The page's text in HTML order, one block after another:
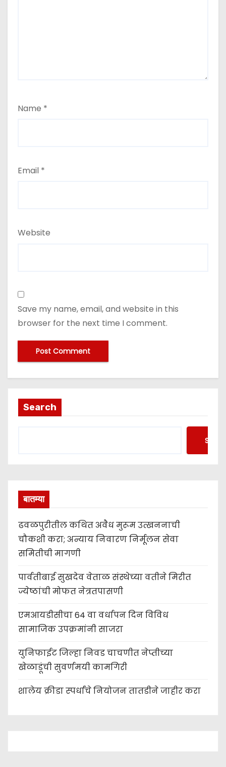
Name *
Email *
Website
Save my name, email, and website in this
browser for the next time I comment.
Search
बातम्या
ढवळपुरीतील कथित अवैध मुरूम उत्खननाची
चौकशी करा; अन्याय निवारण निर्मूलन सेवा
समितीची मागणी
पार्वतीबाई सुखदेव वेताळ संस्थेच्या वतीने मिरीत
ज्येष्ठांची मोफत नेत्रतपासणी
एमआयडीसीचा 64 वा वर्धापन दिन विविध
सामाजिक उपक्रमांनी साजरा
युनिफाईट जिल्हा निवड चाचणीत नेप्तीच्या
खेळाडूंची सुवर्णमयी कामगिरी
शालेय क्रीडा स्पर्धांचे नियोजन तातडीने जाहीर करा